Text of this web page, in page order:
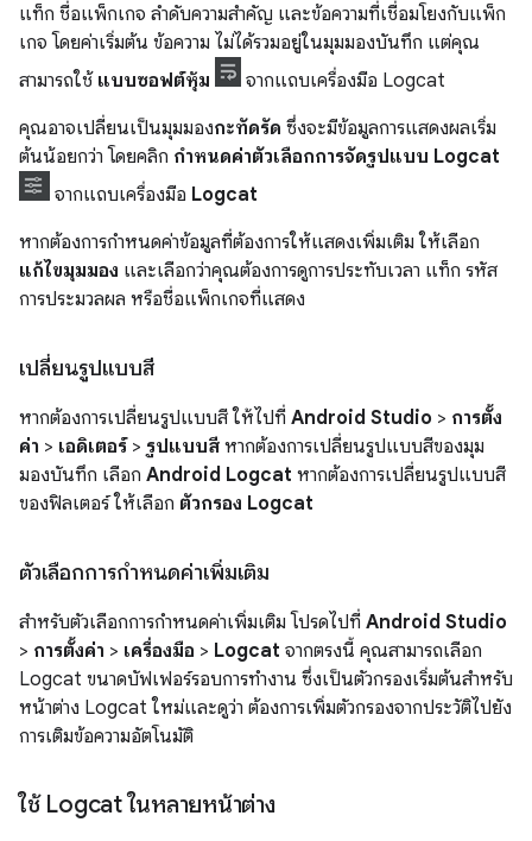
แท็ก ชื่อแพ็กเกจ ลำดับความสำคัญ และข้อความที่เชื่อมโยงกับแพ็ก
เกจ โดยค่าเริ่มต้น ข้อความ ไม่ได้รวมอยู่ในมุมมองบันทึก แต่คุณ
สามารถใช้ แบบซอฟต์หุ้ม
จากแถบเครื่องมือ Logcat
คุณอาจเปลี่ยนเป็นมุมมองกะทัดรัด ซึ่งจะมีข้อมูลการแสดงผลเริ่ม
ต้นน้อยกว่า โดยคลิก กำหนดค่าตัวเลือกการจัดรูปแบบ Logcat
จากแถบเครื่องมือ Logcat
หากต้องการกำหนดค่าข้อมูลที่ต้องการให้แสดงเพิ่มเติม ให้เลือก
แก้ไขมุมมอง และเลือกว่าคุณต้องการดูการประทับเวลา แท็ก รหัส
การประมวลผล หรือชื่อแพ็กเกจที่แสดง
เปลี่ยนรูปแบบสี
หากต้องการเปลี่ยนรูปแบบสี ให้ไปที่ Android Studio > การตั้ง
ค่า > เอดิเตอร์> รูปแบบสี หากต้องการเปลี่ยนรูปแบบสีของมุม
มองบันทึก เลือก Android Logcat หากต้องการเปลี่ยนรูปแบบสี
ของฟิลเตอร์ ให้เลือก ตัวกรอง Logcat
ตัวเลือกการกำหนดค่าเพิ่มเติม
สำหรับตัวเลือกการกำหนดค่าเพิ่มเติม โปรดไปที่ Android Studio
> การตั้งค่า > เครื่องมือ > Logcat จากตรงนี้ คุณสามารถเลือก
Logcat ขนาดบัฟเฟอร์รอบการทำงาน ซึ่งเป็นตัวกรองเริ่มต้นสำหรับ
หน้าต่าง Logcat ใหม่และดูว่า ต้องการเพิ่มตัวกรองจากประวัติไปยัง
การเติมข้อความอัตโนมัติ
ใช้ Logcat ในหลายหน้าต่าง